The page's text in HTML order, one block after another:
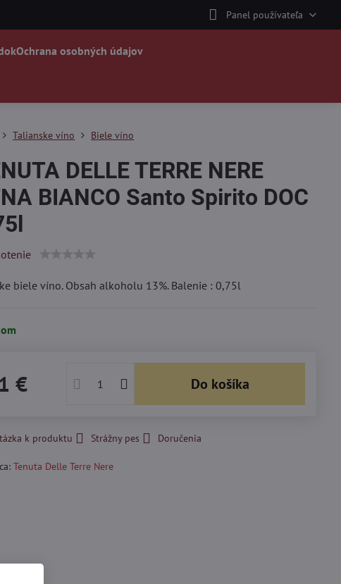
Panel používateľa
Ochrana osobných údajov
Talianske víno Biele víno
DELLE TERRE NERE
BIANCO Santo Spirito DOC
biele víno. Obsah alkoholu 13%. Balenie : 0,75l
€ Do košíka
k produktu Strážny pes Doručenia
Tenuta Delle Terre Nere